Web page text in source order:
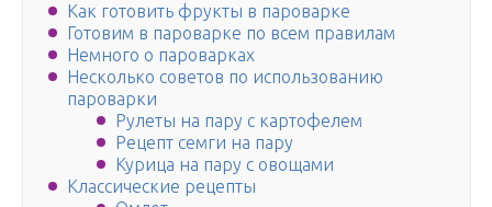
Как готовить фрукты в пароварке
Готовим в пароварке по всем правилам
Немного о пароварках
Несколько советов по использованию
пароварки
Рулеты на пару с картофелем
Рецепт семги на пару
Курица на пару с овощами
Классические рецепты